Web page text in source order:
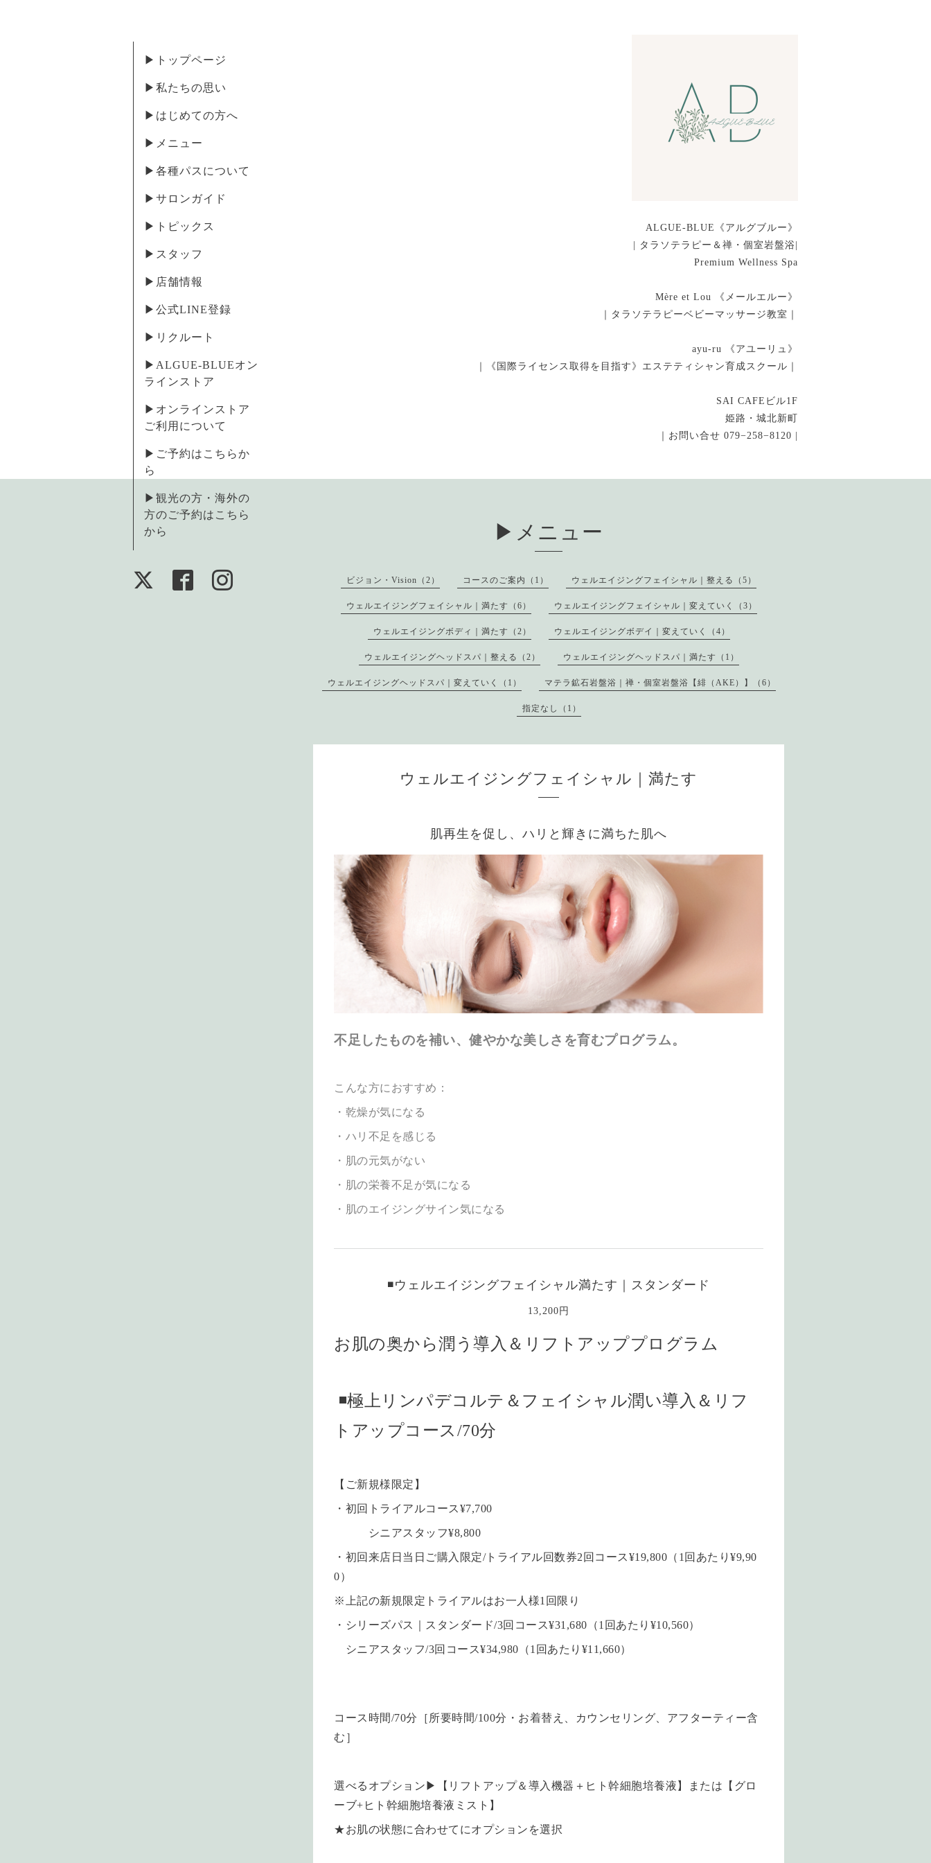
ALGUE-BLUE《アルグブルー》
| タラソテラピー＆禅・個室岩盤浴|
Premium Wellness Spa
Mère et Lou 《メールエルー》
｜タラソテラピーベビーマッサージ教室｜
ayu-ru 《アユーリュ》
｜《国際ライセンス取得を目指す》エステティシャン育成スクール｜
SAI CAFEビル1F
姫路・城北新町
｜お問い合せ 079−258−8120 |
▶︎トップページ
▶︎私たちの思い
▶︎はじめての方へ
▶︎メニュー
▶︎各種パスについて
▶︎サロンガイド
▶︎トピックス
▶︎スタッフ
▶︎店舗情報
▶︎公式LINE登録
▶︎リクルート
▶︎ALGUE-BLUEオン
ラインストア
▶︎オンラインストア
ご利用について
▶︎ご予約はこちらか
ら
▶︎観光の方・海外の
方のご予約はこちら
から
▶︎メニュー
ビジョン・Vision（2） コースのご案内（1） ウェルエイジングフェイシャル｜整える（5）
ウェルエイジングフェイシャル｜満たす（6） ウェルエイジングフェイシャル｜変えていく（3）
ウェルエイジングボディ｜満たす（2） ウェルエイジングボデイ｜変えていく（4）
ウェルエイジングヘッドスパ｜整える（2） ウェルエイジングヘッドスパ｜満たす（1）
ウェルエイジングヘッドスパ｜変えていく（1） マテラ鉱石岩盤浴｜禅・個室岩盤浴【緋（AKE）】（6）
指定なし（1）
ウェルエイジングフェイシャル｜満たす
肌再生を促し、ハリと輝きに満ちた肌へ
不足したものを補い、健やかな美しさを育むプログラム。
こんな方におすすめ：
・乾燥が気になる
・ハリ不足を感じる
・肌の元気がない
・肌の栄養不足が気になる
・肌のエイジングサイン気になる
◾️ウェルエイジングフェイシャル満たす｜スタンダード
13,200円
お肌の奥から潤う導入＆リフトアッププログラム
◾️極上リンパデコルテ＆フェイシャル潤い導入＆リフ
トアップコース/70分
【ご新規様限定】
・初回トライアルコース¥7,700
シニアスタッフ¥8,800
・初回来店日当日ご購入限定/トライアル回数券2回コース¥19,800（1回あたり¥9,90
0）
※上記の新規限定トライアルはお一人様1回限り
・シリーズパス｜スタンダード/3回コース¥31,680（1回あたり¥10,560）
シニアスタッフ/3回コース¥34,980（1回あたり¥11,660）
コース時間/70分［所要時間/100分・お着替え、カウンセリング、アフターティー含
む］
選べるオプション▶︎【リフトアップ＆導入機器＋ヒト幹細胞培養液】または【グロ
ーブ+ヒト幹細胞培養液ミスト】
★お肌の状態に合わせてにオプションを選択